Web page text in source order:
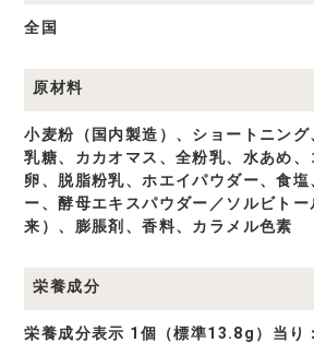
全国
原材料
小麦粉（国内製造）、ショートニング
乳糖、カカオマス、全粉乳、水あめ
卵、脱脂粉乳、ホエイパウダー、食
ー、酵母エキスパウダー／ソルビト
来）、膨脹剤、香料、カラメル色素
栄養成分
栄養成分表示 1個（標準13.8g）当り：